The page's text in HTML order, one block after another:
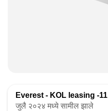
Everest - KOL leasing -11
जुलै २०२४ मध्ये सामील झाले